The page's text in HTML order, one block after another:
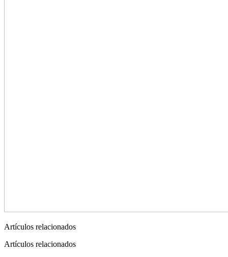
Artículos relacionados
Artículos relacionados